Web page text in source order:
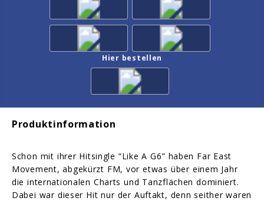
Hier bestellen
Produktinformation
Schon mit ihrer Hitsingle “Like A G6” haben Far East
Movement, abgekürzt FM, vor etwas über einem Jahr
die internationalen Charts und Tanzflächen dominiert.
Dabei war dieser Hit nur der Auftakt, denn seither waren